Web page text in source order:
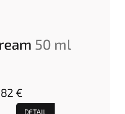
50 ml
82 €
DETAIL